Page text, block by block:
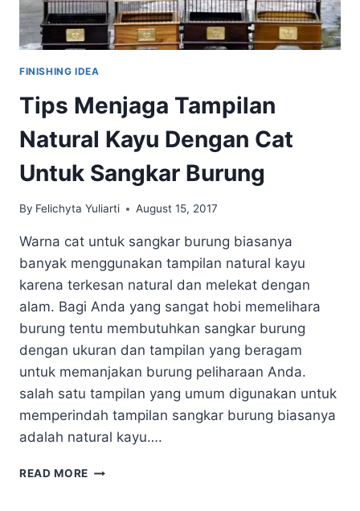
FINISHING IDEA
Tips Menjaga Tampilan
Natural Kayu Dengan Cat
Untuk Sangkar Burung
By Felichyta Yuliarti August 15, 2017
Warna cat untuk sangkar burung biasanya
banyak menggunakan tampilan natural kayu
karena terkesan natural dan melekat dengan
alam. Bagi Anda yang sangat hobi memelihara
burung tentu membutuhkan sangkar burung
dengan ukuran dan tampilan yang beragam
untuk memanjakan burung peliharaan Anda.
salah satu tampilan yang umum digunakan untuk
memperindah tampilan sangkar burung biasanya
adalah natural kayu….
READ MORE TIPS